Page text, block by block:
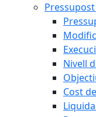
Nivell
Cost